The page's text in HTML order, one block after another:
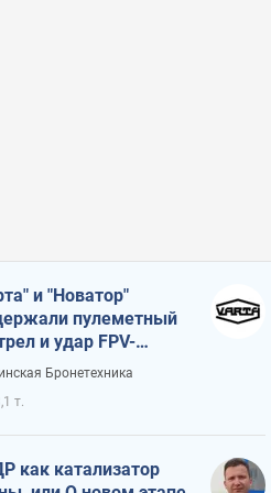
и "Новатор"
пулеметный
и удар FPV-
сохранив жизнь
Бронетехника
т.
как катализатор